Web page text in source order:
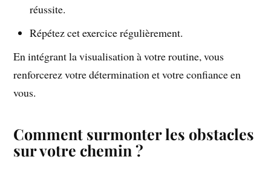
réussite.
Répétez cet exercice régulièrement.
En intégrant la visualisation à votre routine, vous
renforcerez votre détermination et votre confiance en
vous.
Comment surmonter les obstacles
sur votre chemin ?